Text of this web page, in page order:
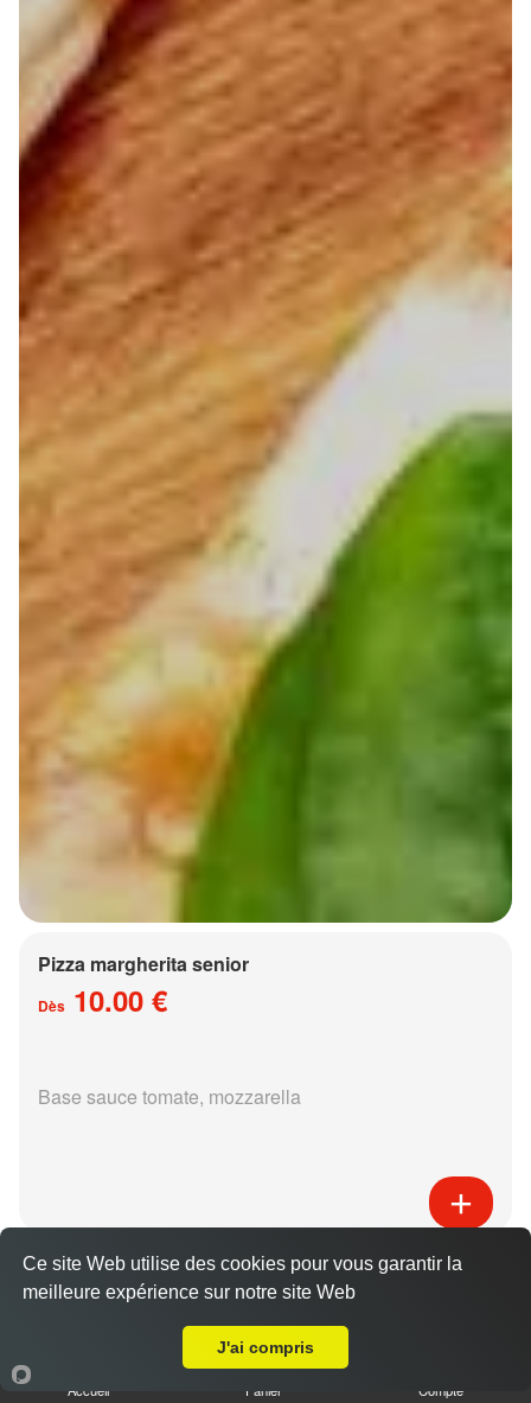
Pizza margherita senior
Dès 10.00 €
Base sauce tomate, mozzarella
Pizza régina senior
Dès15.00 €
Base sauce tomate, mozzarella, jambon,
Accueil Panier Compte
Ce site Web utilise des cookies pour vous garantir la
meilleure expérience sur notre site Web
J'ai compris